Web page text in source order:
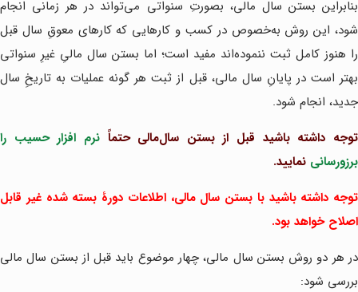
بنابراین بستن سال مالی، بصورتِ سنواتی می‌تواند در هر زمانی انجام
شود، این روش به‌خصوص در کسب و کارهایی که کارهای معوقِ سال قبل
را هنوز کامل ثبت ننموده‌اند مفید است؛ اما بستن سال مالیِ غیرِ سنواتی
بهتر است در پایانِ سال مالی، قبل از ثبت هر گونه عملیات به تاریخِ سال
جدید، انجام شود.
توجه داشته باشید قبل از بستن سال‌مالی حتماًنرم افزار حسیب را
برزورسانی نمایید.
توجه داشته باشید با بستن سال مالی، اطلاعات دورۀ بسته شده غیر قابل
اصلاح خواهد بود.
در هر دو روش بستن سال مالی، چهار موضوع باید قبل از بستن سال مالی
بررسی شود: